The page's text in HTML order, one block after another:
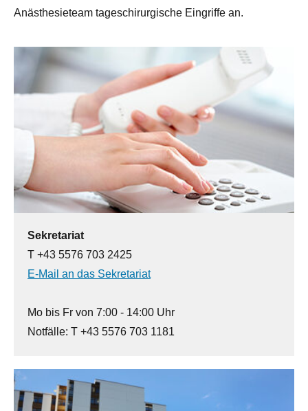
Anästhesieteam tageschirurgische Eingriffe an.
Sekretariat
T +43 5576 703 2425
E-Mail an das Sekretariat
Mo bis Fr von 7:00 - 14:00 Uhr
Notfälle: T +43 5576 703 1181